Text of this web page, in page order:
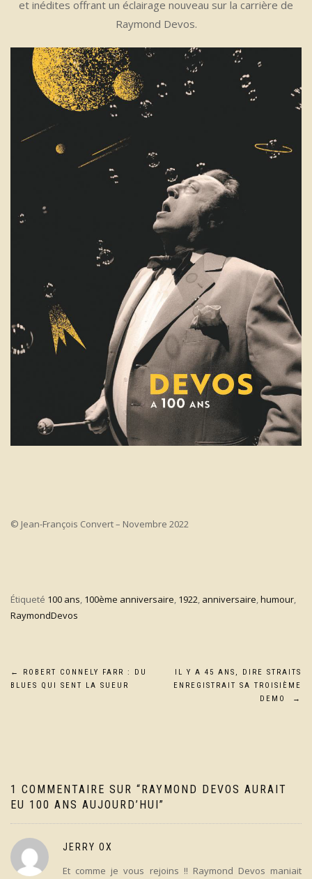
et inédites offrant un éclairage nouveau sur la carrière de
Raymond Devos.
© Jean-François Convert – Novembre 2022
Étiqueté 100 ans 100ème anniversaire 1922 anniversaire humour
RaymondDevos
Navigation
←
ROBERT CONNELY FARR : DU
BLUES QUI SENT LA SUEUR
IL Y A 45 ANS, DIRE STRAITS
ENREGISTRAIT SA TROISIÈME
DEMO
→
1 COMMENTAIRE SUR “RAYMOND DEVOS AURAIT
EU 100 ANS AUJOURD’HUI”
JERRY OX
Et comme je vous rejoins !! Raymond Devos maniait